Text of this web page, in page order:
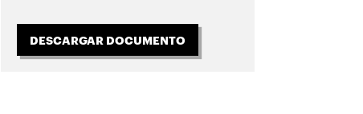
DESCARGAR DOCUMENTO